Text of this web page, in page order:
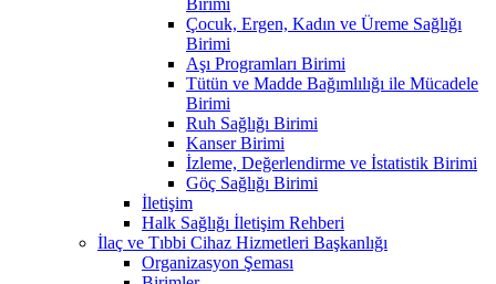
Çocuk, Ergen, Kadın ve Üreme Sağlığı
Birimi
Aşı Programları Birimi
Tütün ve Madde Bağımlılığı ile Mücadele
Birimi
Ruh Sağlığı Birimi
Kanser Birimi
İzleme, Değerlendirme ve İstatistik Birimi
Göç Sağlığı Birimi
İletişim
Halk Sağlığı İletişim Rehberi
İlaç ve Tıbbi Cihaz Hizmetleri Başkanlığı
Organizasyon Şeması